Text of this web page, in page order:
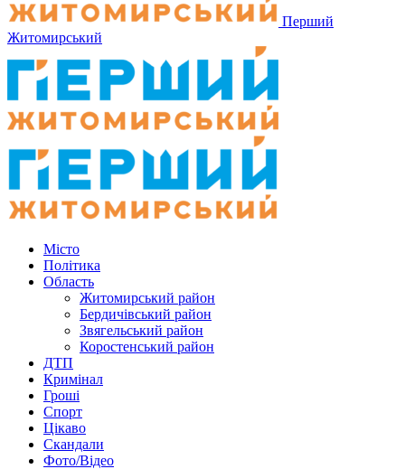
Перший
Житомирський
Місто
Політика
Область
Житомирський район
Бердичівський район
Звягельський район
Коростенський район
ДТП
Кримінал
Гроші
Спорт
Цікаво
Скандали
Фото/Відео